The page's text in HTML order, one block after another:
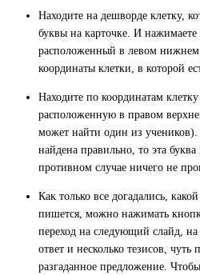
Находите на дешворде клетку,
буквы на карточке. И нажимаете
расположенный в левом нижнем
координаты клетки, в которой
Находите по координатам
расположенную в правом
может найти один из
найдена правильно, то эта буква
противном случае ничего не
Как только все догадались,
пишется, можно нажимать
переход на следующий слайд,
ответ и несколько тезисов,
разгаданное предложение.